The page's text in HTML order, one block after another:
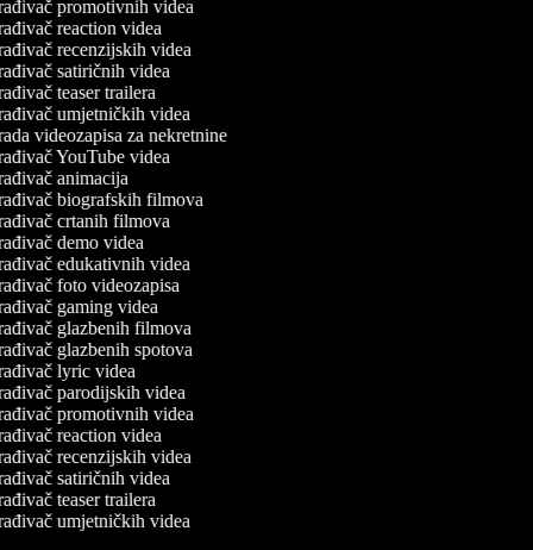
promotivnih videa
reaction videa
recenzijskih videa
satiričnih videa
teaser trailera
umjetničkih videa
videozapisa za nekretnine
YouTube videa
animacija
biografskih filmova
crtanih filmova
demo videa
edukativnih videa
foto videozapisa
gaming videa
glazbenih filmova
glazbenih spotova
lyric videa
parodijskih videa
promotivnih videa
reaction videa
recenzijskih videa
satiričnih videa
teaser trailera
umjetničkih videa